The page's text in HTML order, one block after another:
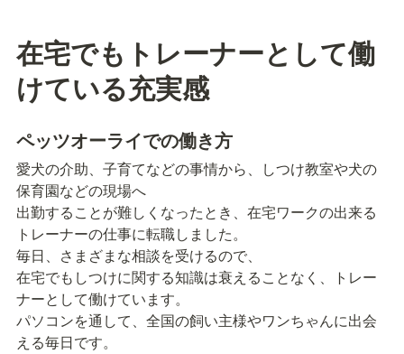
在宅でもトレーナーとして働
けている充実感
ペッツオーライでの働き方
愛犬の介助、子育てなどの事情から、しつけ教室や犬の
保育園などの現場へ
出勤することが難しくなったとき、在宅ワークの出来る
トレーナーの仕事に転職しました。
毎日、さまざまな相談を受けるので、
在宅でもしつけに関する知識は衰えることなく、トレー
ナーとして働けています。
パソコンを通して、全国の飼い主様やワンちゃんに出会
える毎日です。